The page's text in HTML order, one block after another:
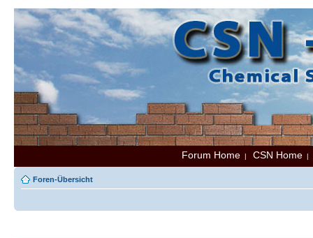
Forum Home | CSN Home
Foren-Übersicht